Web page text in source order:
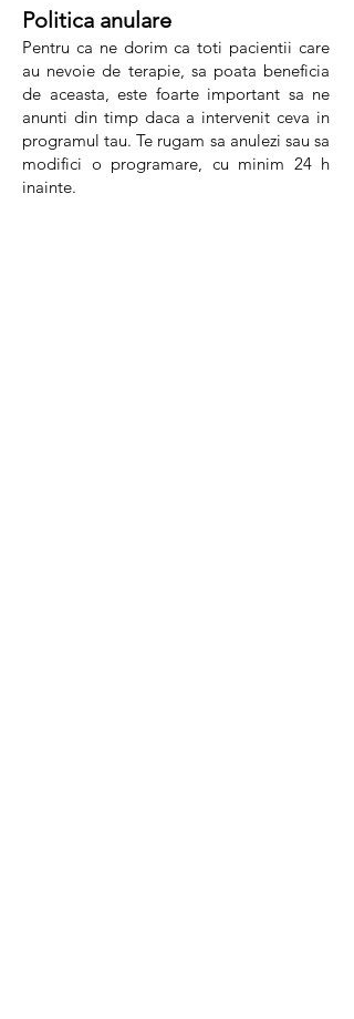
Politica anulare
Pentru ca ne dorim ca toti pacientii care
au nevoie de terapie, sa poata beneficia
de aceasta, este foarte important sa ne
anunti din timp daca a intervenit ceva in
programul tau. Te rugam sa anulezi sau sa
modifici o programare, cu minim 24 h
inainte.